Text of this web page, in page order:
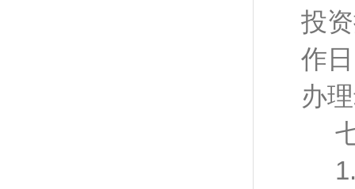
投
作
办